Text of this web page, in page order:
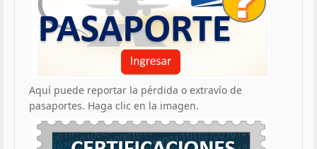
Aquí puede reportar la pérdida o extravío de
pasaportes. Haga clic en la imagen.